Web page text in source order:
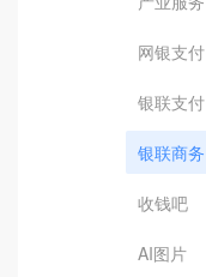
网银支付
银联支付
银联商务
收钱吧
AI图片